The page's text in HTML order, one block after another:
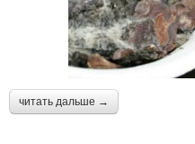
читать дальше →